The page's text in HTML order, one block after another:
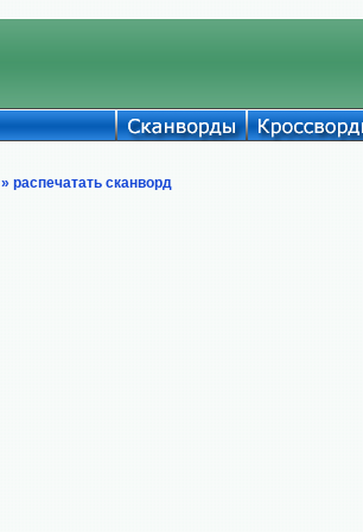
» распечатать сканворд